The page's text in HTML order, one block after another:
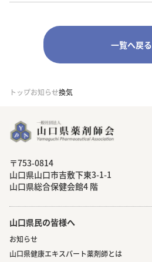
一覧へ戻る
トップお知らせ換気
〒753-0814
⼭⼝県⼭⼝市吉敷下東3-1-1
⼭⼝県総合保健会館4 階
山口県民の皆様へ
お知らせ
山口県健康エキスパート薬剤師とは